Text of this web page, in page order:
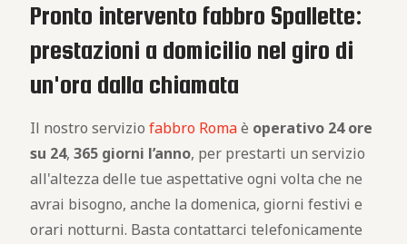
Pronto intervento fabbro Spallette:
prestazioni a domicilio nel giro di
un'ora dalla chiamata
Il nostro servizio fabbro Romaè operativo 24 ore
su 24, 365 giorni l’anno, per prestarti un servizio
all'altezza delle tue aspettative ogni volta che ne
avrai bisogno, anche la domenica, giorni festivi e
orari notturni. Basta contattarci telefonicamente